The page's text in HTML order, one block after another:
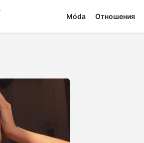
Móda Отношения